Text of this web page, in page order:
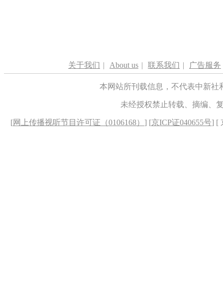
关于我们 | About us | 联系我们 | 广告服务
本网站所刊载信息，不代表中新
未经授权禁止转载、摘编、
[网上传播视听节目许可证（0106168） ] [京ICP证040655号] [